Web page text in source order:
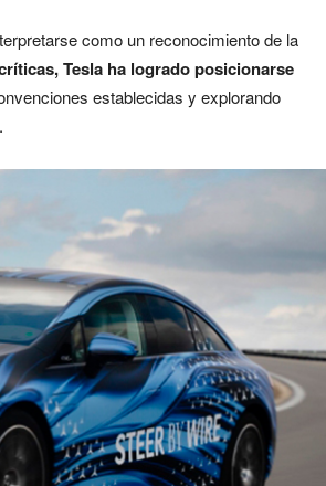
como un reconocimiento de la
Tesla ha logrado posicionarse
establecidas y explorando